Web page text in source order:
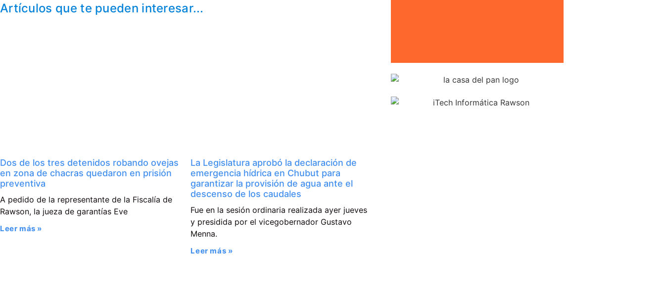
Artículos que te pueden interesar...
Dos de los tres detenidos robando ovejas
en zona de chacras quedaron en prisión
preventiva
A pedido de la representante de la Fiscalía de
Rawson, la jueza de garantías Eve
Leer más »
La Legislatura aprobó la declaración de
emergencia hídrica en Chubut para
garantizar la provisión de agua ante el
descenso de los caudales
Fue en la sesión ordinaria realizada ayer jueves
y presidida por el vicegobernador Gustavo
Menna.
Leer más »